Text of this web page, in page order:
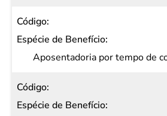
Aposentadoria por tempo de